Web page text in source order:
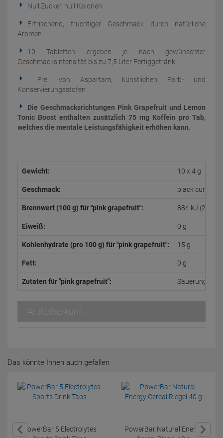
Null Zucker, null Kalorien
Erfrischend, fruchtiger Geschmack durch natürliche
Aromen
10 Tabletten ergeben je nach gewünschter
Geschmacksintensität bis zu 7,5 Liter Fertiggetränk
Frei von Aspartam, künstlichen Farb- und
Konservierungsstofen
Die Geschmacksrichtungen Pink Grapefruit und Lemon
Tonic Boost enthalten zusätzlich 75 mg Koffein pro Tab,
welches die mentale Leistungsfähigkeit erhöhen kann.
Gewicht: 10 x 4 g
Geschmack: black currant,
Brennwert (100 g) für "pink grapefruit": 884 kJ (206
Eiweiß: 0 g
Kohlenhydrate (pro 100 g) für "pink grapefruit": 15 g
Fett: 0 g
Zutaten für "pink grapefruit":
Artikelherkunft
Das könnte Ihnen auch gefallen
PowerBar 5 Electrolytes
PowerBar Natural Energy